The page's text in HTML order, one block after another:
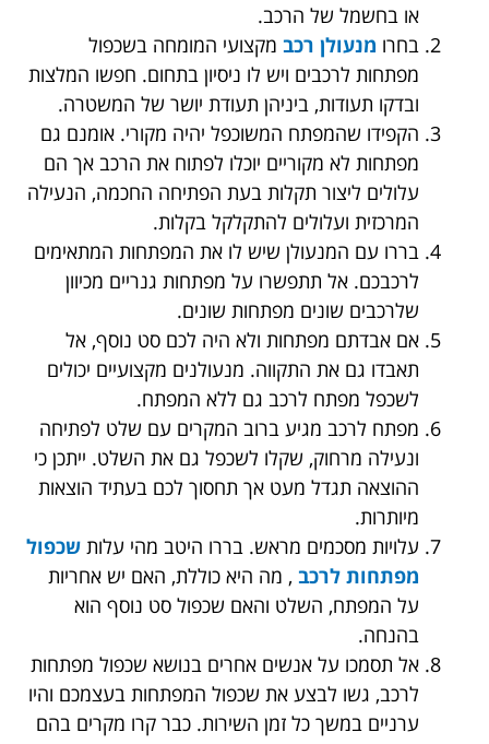
או בחשמל של הרכב.
בחרו מנעולן רכב מקצועי המומחה בשכפול
מפתחות לרכבים ויש לו ניסיון בתחום. חפשו המלצות
ובדקו תעודות, ביניהן תעודת יושר של המשטרה.
הקפידו שהמפתח המשוכפל יהיה מקורי. אומנם גם
מפתחות לא מקוריים יוכלו לפתוח את הרכב אך הם
עלולים ליצור תקלות בעת הפתיחה החכמה, הנעילה
המרכזית ועלולים להתקלקל בקלות.
בררו עם המנעולן שיש לו את המפתחות המתאימים
לרכבכם. אל תתפשרו על מפתחות גנריים מכיוון
שלרכבים שונים מפתחות שונים.
אם אבדתם מפתחות ולא היה לכם סט נוסף, אל
תאבדו גם את התקווה. מנעולנים מקצועיים יכולים
לשכפל מפתח לרכב גם ללא המפתח.
מפתח לרכב מגיע ברוב המקרים עם שלט לפתיחה
ונעילה מרחוק, שקלו לשכפל גם את השלט. ייתכן כי
ההוצאה תגדל מעט אך תחסוך לכם בעתיד הוצאות
מיותרות.
עלויות מסכמים מראש. בררו היטב מהי עלות שכפול
מפתחות לרכב , מה היא כוללת, האם יש אחריות
על המפתח, השלט והאם שכפול סט נוסף הוא
בהנחה.
אל תסמכו על אנשים אחרים בנושא שכפול מפתחות
לרכב, גשו לבצע את שכפול המפתחות בעצמכם והיו
ערניים במשך כל זמן השירות. כבר קרו מקרים בהם